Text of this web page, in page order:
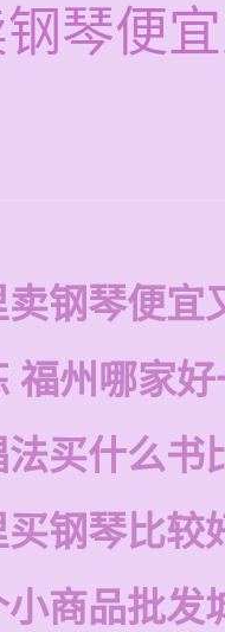
琴便
钢琴便宜
福州哪家
买什么书
钢琴比较
商品批发